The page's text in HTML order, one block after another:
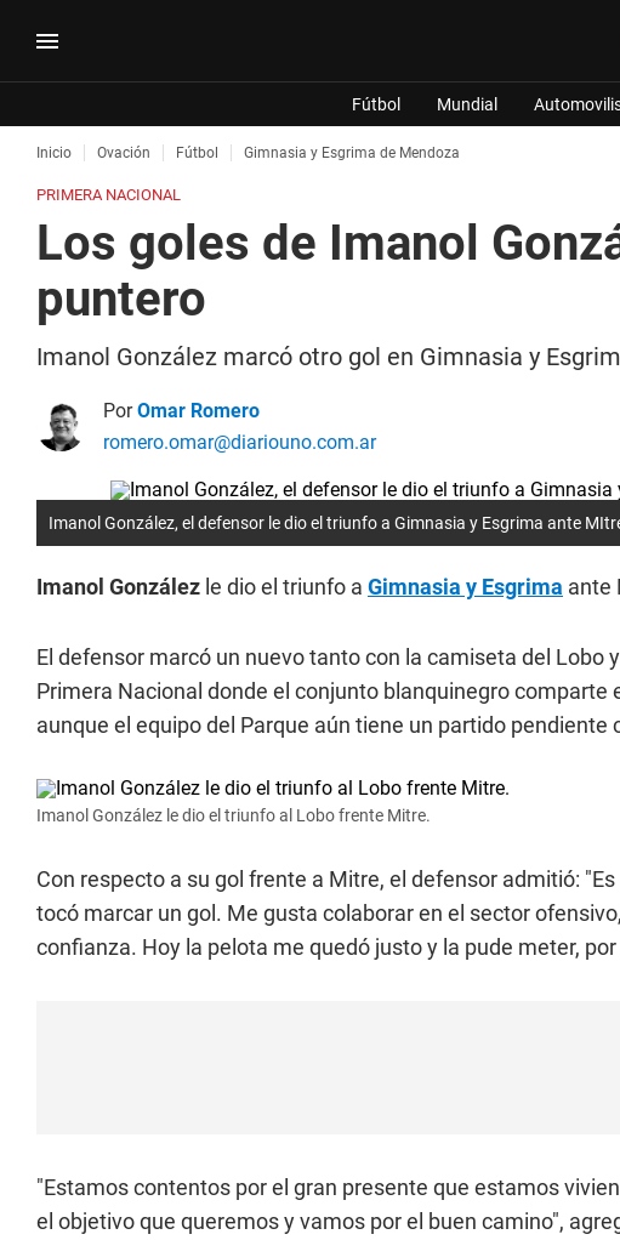
Fútbol Mundial
Inicio Ovación Fútbol Gimnasia y Esgrima de Mendoza
PRIMERA NACIONAL
Los goles de Imanol
puntero
Imanol González marcó otro gol en Gimnasia y
PorOmar Romero
romero.omar@diariouno.com.ar
Imanol González, el defensor le dio el triunfo a Gimnasia y Esgrima ante
Imanol González le dio el triunfo a Gimnasia y Esgrima ante
El defensor marcó un nuevo tanto con la camiseta del Lobo
Primera Nacional donde el conjunto blanquinegro
aunque el equipo del Parque aún tiene un partido pendiente
Imanol González le dio el triunfo al Lobo frente Mitre.
Con respecto a su gol frente a Mitre, el defensor admitió:
tocó marcar un gol. Me gusta colaborar en el sector
confianza. Hoy la pelota me quedó justo y la pude meter,
"Estamos contentos por el gran presente que estamos
el objetivo que queremos y vamos por el buen camino",